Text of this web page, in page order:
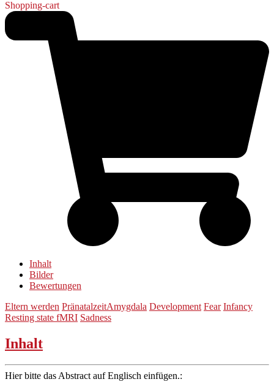
Shopping-cart
Inhalt
Bilder
Bewertungen
Eltern werden PränatalzeitAmygdala Development Fear Infancy
Resting state fMRI Sadness
Inhalt
Hier bitte das Abstract auf Englisch einfügen.: